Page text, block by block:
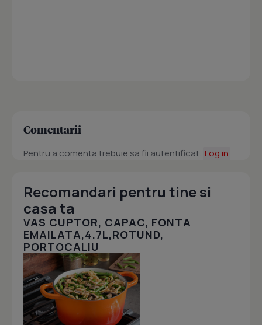
Comentarii
Pentru a comenta trebuie sa fii autentificat. Log in
Recomandari pentru tine si
casa ta
VAS CUPTOR, CAPAC, FONTA
EMAILATA,4.7L,ROTUND,
PORTOCALIU